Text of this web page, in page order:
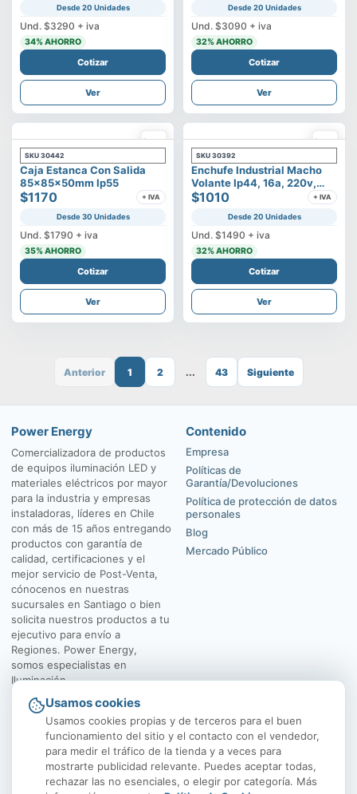
Desde 20 Unidades
Und. $3290 + iva
34% AHORRO
Cotizar
Ver
Desde 20 Unidades
Und. $3090 + iva
32% AHORRO
Cotizar
Ver
SKU 30442
Caja Estanca Con Salida
85x85x50mm Ip55
$1170 + IVA
Desde 30 Unidades
Und. $1790 + iva
35% AHORRO
Cotizar
Ver
SKU 30392
Enchufe Industrial Macho
Volante Ip44, 16a, 220v,
2p+t
$1010 + IVA
Desde 20 Unidades
Und. $1490 + iva
32% AHORRO
Cotizar
Ver
Anterior 1 2 ... 43 Siguiente
Power Energy
Comercializadora de productos
de equipos iluminación LED y
materiales eléctricos por mayor
para la industria y empresas
instaladoras, líderes en Chile
con más de 15 años entregando
productos con garantía de
calidad, certificaciones y el
mejor servicio de Post-Venta,
cónocenos en nuestras
sucursales en Santiago o bien
solicita nuestros productos a tu
ejecutivo para envío a
Regiones. Power Energy,
somos especialistas en
Iluminación.
Contenido
Empresa
Políticas de
Garantía/Devoluciones
Política de protección de datos
personales
Blog
Mercado Público
El Rosal 4547, Huechuraba
Usamos cookies
Usamos cookies propias y de terceros para el buen
funcionamiento del sitio y el contacto con el vendedor,
para medir el tráfico de la tienda y a veces para
mostrarte publicidad relevante. Puedes aceptar todas,
rechazar las no esenciales, o elegir por categoría. Más